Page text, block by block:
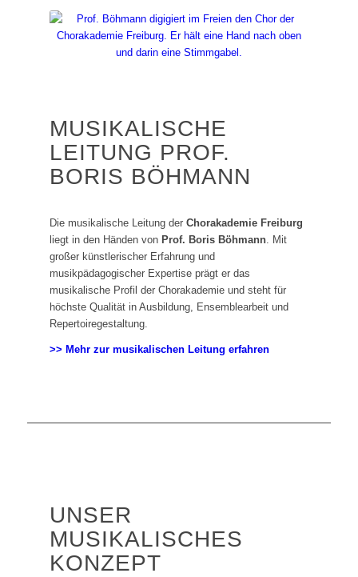
MUSIKALISCHE
LEITUNG PROF.
BORIS BÖHMANN
Die musikalische Leitung derChorakademie Freiburg
liegt in den Händen von Prof. Boris Böhmann . Mit
großer künstlerischer Erfahrung und
musikpädagogischer Expertise prägt er das
musikalische Profil der Chorakademie und steht für
höchste Qualität in Ausbildung, Ensemblearbeit und
Repertoiregestaltung.
>> Mehr zur musikalischen Leitung erfahren
UNSER
MUSIKALISCHES
KONZEPT